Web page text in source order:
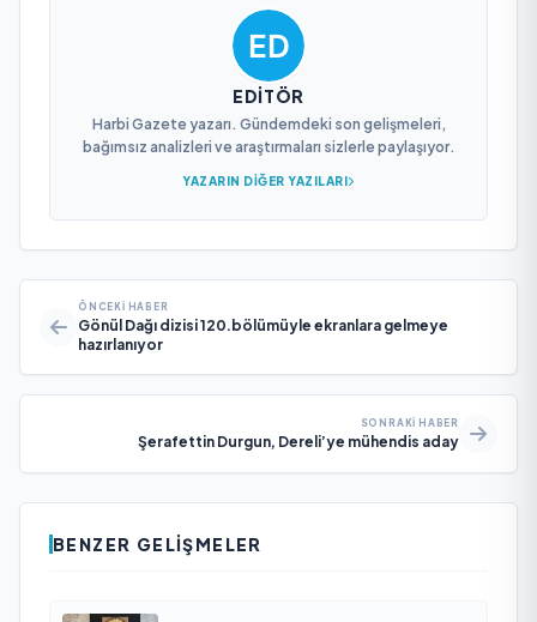
EDITÖR
Harbi Gazete yazarı. Gündemdeki son gelişmeleri,
bağımsız analizleri ve araştırmaları sizlerle paylaşıyor.
YAZARIN DIĞER YAZILARI
ÖNCEKI HABER
Gönül Dağı dizisi 120.bölümüyle ekranlara gelmeye
hazırlanıyor
SONRAKI HABER
Şerafettin Durgun, Dereli’ye mühendis aday
BENZER GELIŞMELER